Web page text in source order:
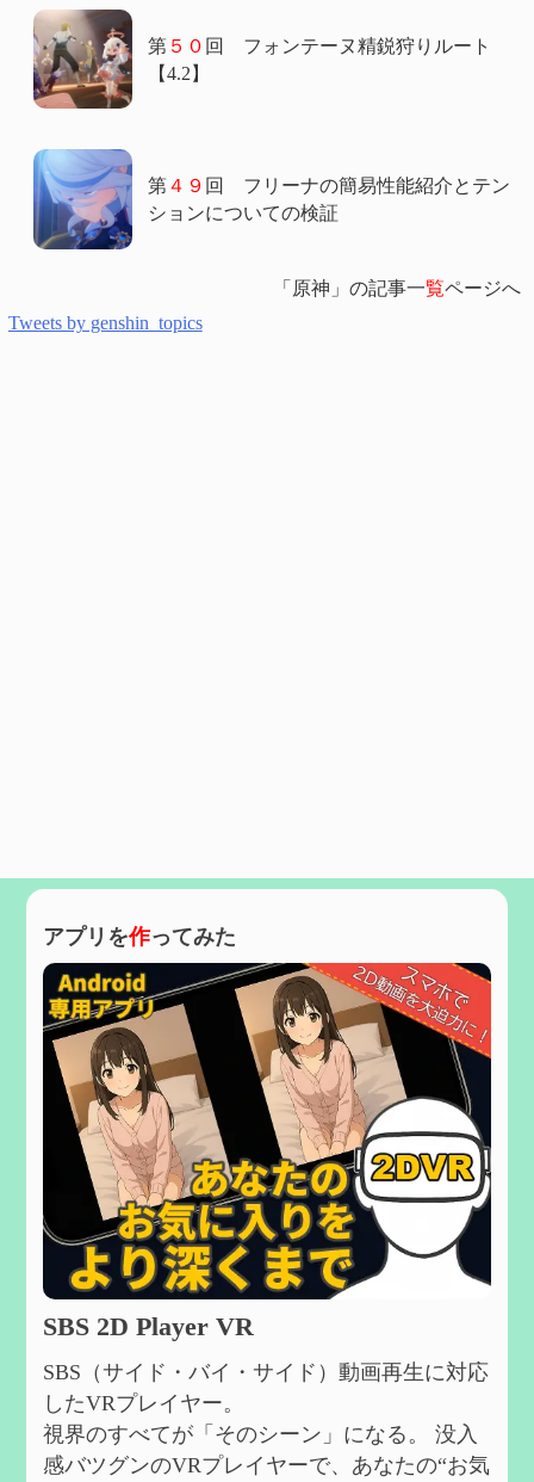
第５０ 回 フォンテーヌ精鋭狩りルート
【4.2】
第４９ 回 フリーナの簡易性能紹介とテン
ションについての検証
「原神」の記事一覧ページへ
Tweets by genshin_topics
アプリを作ってみた
SBS 2D Player VR
SBS（サイド・バイ・サイド）動画再生に対応
したVRプレイヤー。
視界のすべてが「そのシーン」になる。 没入
感バツグンのVRプレイヤーで、あなたの“お気